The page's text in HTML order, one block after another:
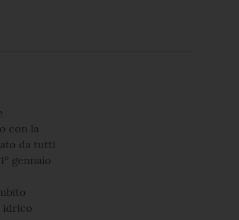
con la
da tutti
gennaio
idrico